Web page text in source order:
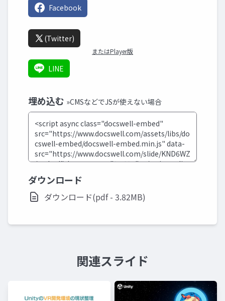
Facebook
(Twitter)
またはPlayer版
LINE
埋め込む »CMSなどでJSが使えない場合
ダウンロード
ダウンロード(pdf - 3.82MB)
関連スライド